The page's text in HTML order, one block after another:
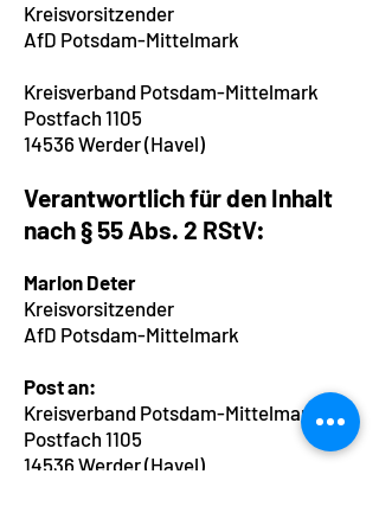
Kreisvorsitzender
AfD Potsdam-Mittelmark
Kreisverband Potsdam-Mittelmark
Postfach 1105
14536 Werder (Havel)
Verantwortlich für den Inhalt
nach § 55 Abs. 2 RStV:
Marlon Deter
Kreisvorsitzender
AfD Potsdam-Mittelmark
Post an:
Kreisverband Potsdam-Mittelmark
Postfach 1105
14536 Werder (Havel)